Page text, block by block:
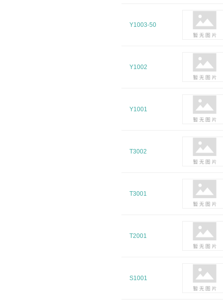
Y1003-50
Y1002
Y1001
T3002
T3001
T2001
S1001